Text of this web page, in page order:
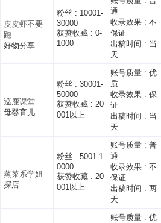
皮皮虾不要
跑
好物分享
粉丝 : 10001-
30000
获赞收藏 : 0-
1000
通
收录效果 : 不
保证
出稿时间 : 当
天
巡鹿课堂
母婴育儿
粉丝 : 30001-
50000
获赞收藏 : 20
001以上
账号质量 : 优
质
收录效果 : 保
证
出稿时间 : 当
天
蒸菜系学姐
探店
粉丝 : 5001-1
0000
获赞收藏 : 20
001以上
账号质量 : 普
通
收录效果 : 不
保证
出稿时间 : 两
天
账号质量 : 优